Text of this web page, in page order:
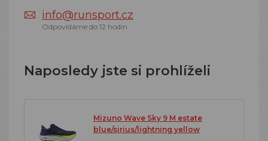
info@runsport.cz
Odpovídáme do 12 hodin
Naposledy jste si prohlíželi
Mizuno Wave Sky 9 M estate
blue/sirius/lightning yellow